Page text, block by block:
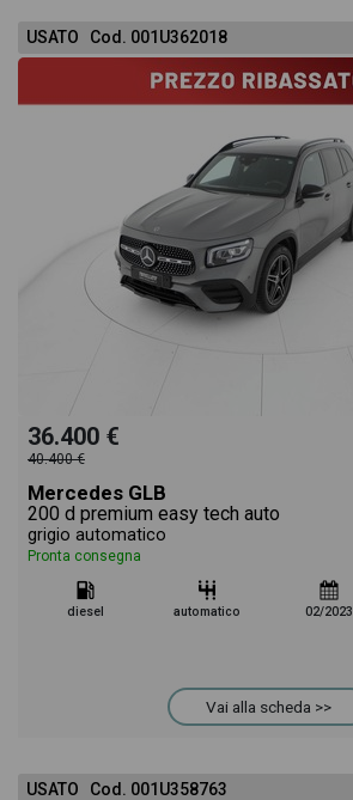
USATO Cod. 001U362018
36.400 €
40.400 €
Mercedes GLB
200 d premium easy tech auto
grigio automatico
Pronta consegna
diesel automatico 02/2023
Vai alla scheda >>
USATO Cod. 001U358763